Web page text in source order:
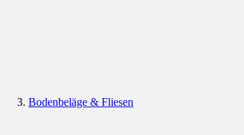
Bodenbeläge & Fliesen